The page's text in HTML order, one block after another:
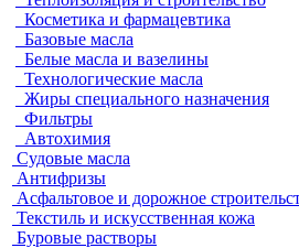
Косметика и фармацевтика
Базовые масла
Белые масла и вазелины
Технологические масла
Жиры специального назначения
Фильтры
Автохимия
Судовые масла
Антифризы
Асфальтовое и дорожное
Текстиль и искусственная кожа
Буровые растворы